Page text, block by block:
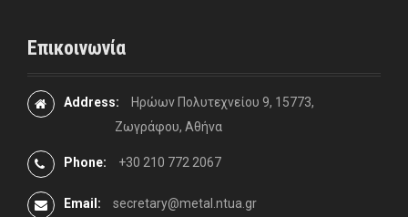
Επικοινωνία
Address:
Ηρώων Πολυτεχνείου 9, 15773,
Ζωγράφου, Αθήνα
Phone: +30 210 772 2067
Email: secretary@metal.ntua.gr